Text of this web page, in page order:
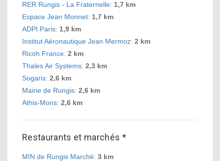
RER Rungis - La Fraternelle: 1,7 km
Espace Jean Monnet: 1,7 km
ADPI Paris: 1,9 km
Institut Aéronautique Jean Mermoz: 2 km
Ricoh France: 2 km
Thales Air Systems: 2,3 km
Sogaris: 2,6 km
Mairie de Rungis: 2,6 km
Athis-Mons: 2,6 km
Restaurants et marchés *
MIN de Rungis Marché: 3 km